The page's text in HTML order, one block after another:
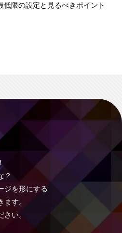
低限の設定と見るべきポイント
？
ジを形にする
す。
い。